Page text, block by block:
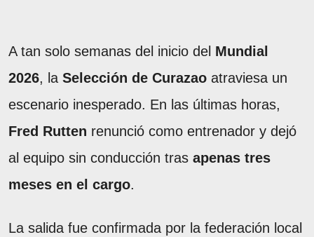
A tan solo semanas del inicio del Mundial
2026, la Selección de Curazao atraviesa un
escenario inesperado. En las últimas horas,
Fred Rutten renunció como entrenador y dejó
al equipo sin conducción tras apenas tres
meses en el cargo.
La salida fue confirmada por la federación local